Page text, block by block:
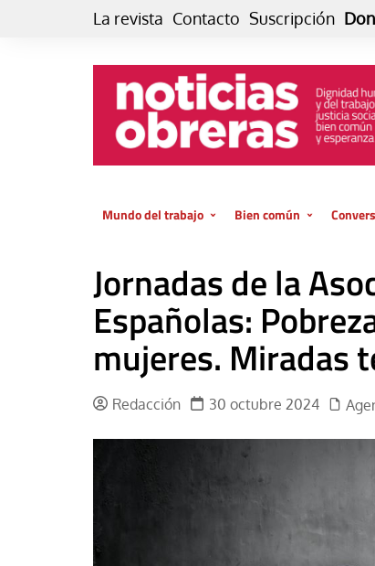
La revista Contacto Suscripción
Mundo del trabajo
El trabajo es para la vida
GlobalizAcción
INFOR. Boletín informativo del
MMTC
Laboral
Bien común
Economía
de
El
Libro
Dos
Jornadas de la
Españolas:
mujeres. Miradas
Redacción 30 octubre 2024